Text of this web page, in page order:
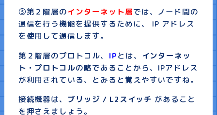
③第２階層のインターネット層では、ノード間の
通信を行う機能を提供するために、 IP アドレス
を使用して通信します。
第２階層のプロトコル、 IPとは、 インターネッ
ト・プロトコルの略であることから、IPアドレス
が利用されている、とみると覚えやすいですね。
接続機器は、 ブリッジ / L2スイッチ があること
を押さえましょう。